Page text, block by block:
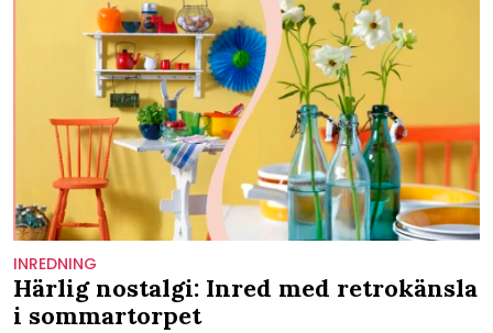
INREDNING
Härlig nostalgi: Inred med retrokänsla
i sommartorpet